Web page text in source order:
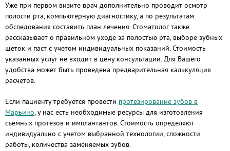
Уже при первом визите врач дополнительно проводит осмотр
полости рта, компьютерную диагностику, а по результатам
обследования составить план лечения. Стоматолог также
рассказывает о правильном уходе за полостью рта, выборе зубных
щеток и паст с учетом индивидуальных показаний. Стоимость
указанных услуг не входит в цену консультации. Для Вашего
удобства может быть проведена предварительная калькуляция
расчетов.
Если пациенту требуется провести протезирование зубов в
Марьино, у нас есть необходимые ресурсы для изготовления
съемных протезов и имплантантов. Стоимость определяют
индивидуально с учетом выбранной технологии, сложности
работы, количества заменяемых зубов.